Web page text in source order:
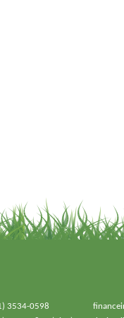
3534-0598